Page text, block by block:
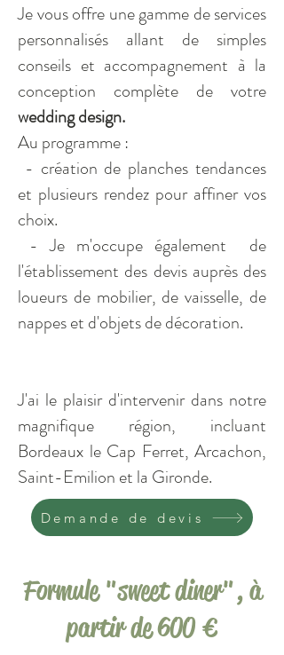
Je vous offre une gamme de services
personnalisés allant de simples
conseils et accompagnement à la
conception complète de votre
wedding design.
Au programme :
- création de planches tendances
et plusieurs rendez pour affiner vos
choix.
- Je m'occupe également de
l'établissement des devis auprès des
loueurs de mobilier, de vaisselle, de
nappes et d'objets de décoration.
J'ai le plaisir d'intervenir dans notre
magnifique région, incluant
Bordeaux le Cap Ferret, Arcachon,
Saint-Emilion et la Gironde.
Demande de devis
Formule "sweet diner", à
partir de 600 €